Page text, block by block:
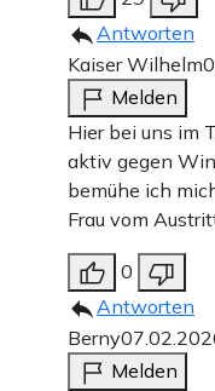
Antworten
Kaiser Wilhelm
Melden
Hier bei uns im
aktiv gegen
bemühe ich
Frau vom
0
Antworten
Berny
Melden